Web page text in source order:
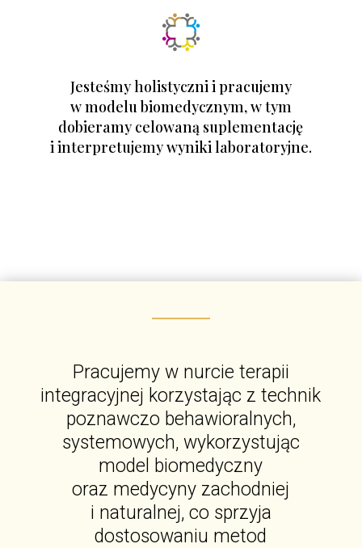
Jesteśmy holistyczni i pracujemy
w modelu biomedycznym, w tym
dobieramy celowaną suplementację
i interpretujemy wyniki laboratoryjne.
Pracujemy w nurcie terapii
integracyjnej korzystając z technik
poznawczo behawioralnych,
systemowych, wykorzystując
model biomedyczny
oraz medycyny zachodniej
i naturalnej, co sprzyja
dostosowaniu metod